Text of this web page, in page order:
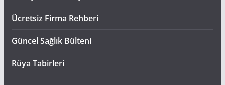
Ücretsiz Firma Rehberi
Güncel Sağlık Bülteni
Rüya Tabirleri